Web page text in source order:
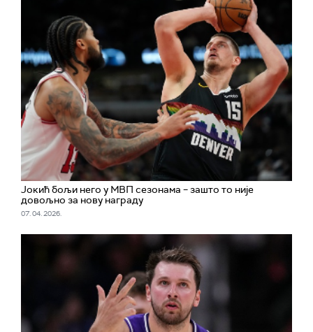
Јокић бољи него у МВП сезонама – зашто то није
довољно за нову награду
07. 04. 2026.